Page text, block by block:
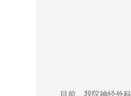
目前，我院神经外科